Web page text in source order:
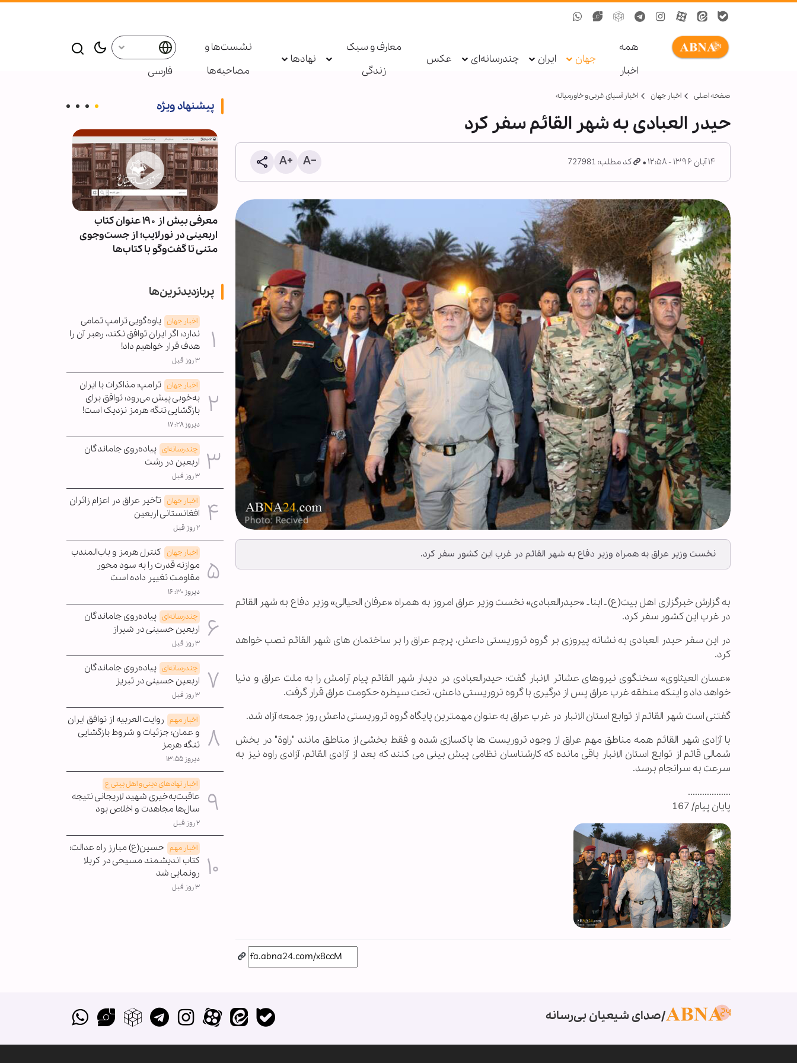
همه
اخبار
جهان ایران چندرسانه‌ای عکس
معارف و سبک
زندگی
نهادها
نشست‌ها و
مصاحبه‌ها
فارسی
صفحه اصلی اخبار جهان اخبار آسیای غربی و خاورمیانه
حیدر العبادی به شهر القائم سفر کرد
۱۴ آبان ۱۳۹۶ - ۱۲:۵۸ کد مطلب: 727981
نخست وزیر عراق به همراه وزیر دفاع به شهر القائم در غرب این کشور سفر کرد.
به گزارش خبرگزاری اهل بیت(ع) ـ ابنا ـ «حیدرالعبادی» نخست وزیر عراق امروز به همراه «عرفان الحیالی» وزیر دفاع به شهر القائم
در غرب این کشور سفر کرد.
در این سفر حیدر العبادی به نشانه پیروزی بر گروه تروریستی داعش، پرچم عراق را بر ساختمان های شهر القائم نصب خواهد
کرد.
«عسان العیثاوی» سخنگوی نیروهای عشائر الانبار گفت: حیدرالعبادی در دیدار شهر القائم پیام آرامش را به ملت عراق و دنیا
خواهد داد و اینکه منطقه غرب عراق پس از درگیری با گروه تروریستی داعش، تحت سیطره حکومت عراق قرار گرفت.
گفتنی است شهر القائم از توابع استان الانبار در غرب عراق به عنوان مهمترین پایگاه گروه تروریستی داعش روز جمعه آزاد شد.
با آزادی شهر القائم همه مناطق مهم عراق از وجود تروریست ها پاکسازی شده و فقط بخشی از مناطق مانند "راوة" در بخش
شمالی قائم از توابع استان الانبار باقی مانده که کارشناسان نظامی پیش بینی می کنند که بعد از آزادی القائم، آزادی راوه نیز به
سرعت به سرانجام برسد.
..................
پایان پیام/ 167
پیشنهاد ویژه
دستگیری عامل توهین به زائران
اربعین در فضای مجازی توسط
پلیس
معرفی بیش از ۱۹۰ عنوان کتاب
اربعینی در نورلایب؛ از جست‌وجوی
متنی تا گفت‌وگو با کتاب‌ها
پربازدیدترین‌ها
اخبار جهان یاوه‌گویی ترامپ تمامی
ندارد؛ اگر ایران توافق نکند، رهبر آن را
هدف قرار خواهیم داد!
۳ روز قبل
اخبار جهان ترامپ: مذاکرات با ایران
به‌خوبی پیش می‌رود؛ توافق برای
بازگشایی تنگه هرمز نزدیک است!
دیروز ۱۷:۲۸
چندرسانه‌ای پیاده‌روی جاماندگان
اربعین در رشت
۳ روز قبل
اخبار جهان تأخیر عراق در اعزام زائران
افغانستانی اربعین
۲ روز قبل
اخبار جهان کنترل هرمز و باب‌المندب
موازنه قدرت را به سود محور
مقاومت تغییر داده است
دیروز ۱۶:۳۰
چندرسانه‌ای پیاده‌روی جاماندگان
اربعین حسینی در شیراز
۳ روز قبل
چندرسانه‌ای پیاده‌روی جاماندگان
اربعین حسینی در تبریز
۳ روز قبل
اخبار مهم روایت العربیه از توافق ایران
و عمان؛ جزئیات و شروط بازگشایی
تنگه هرمز
دیروز ۱۳:۵۵
اخبار نهادهای دینی و اهل بیتی ع
عاقبت‌به‌خیری شهید لاریجانی نتیجه
سال‌ها مجاهدت و اخلاص بود
۲ روز قبل
اخبار مهم حسین(ع) مبارز راه عدالت؛
کتاب اندیشمند مسیحی در کربلا
رونمایی شد
۳ روز قبل
صدای شیعیان بی‌رسانه